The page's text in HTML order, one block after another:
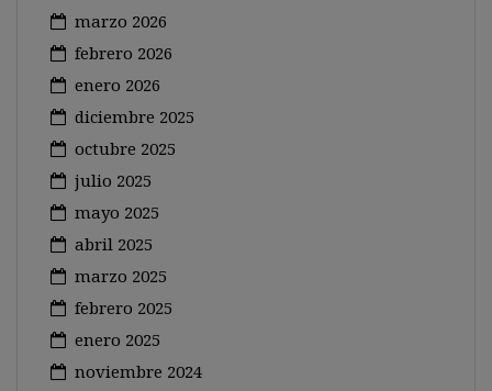
marzo 2026
febrero 2026
enero 2026
diciembre 2025
octubre 2025
julio 2025
mayo 2025
abril 2025
marzo 2025
febrero 2025
enero 2025
noviembre 2024